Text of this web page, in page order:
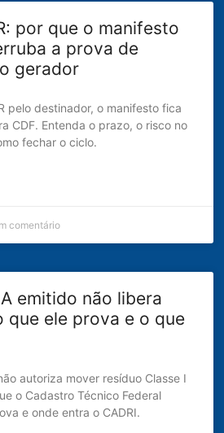
por que o manifesto
a prova de
gerador
pelo destinador, o manifesto fica
CDF. Entenda o prazo, o risco no
fechar o ciclo.
comentário
emitido não libera
que ele prova e o que
autoriza mover resíduo Classe I
o Cadastro Técnico Federal
e onde entra o CADRI.